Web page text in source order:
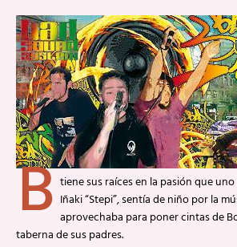
B tiene sus raíces en la pasión que
Iñaki “Stepi”, sentía de niño por la
aprovechaba para poner cintas de
taberna de sus padres.